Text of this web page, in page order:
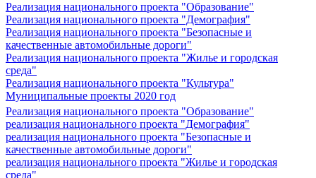
Реализация национального проекта "Образование"
Реализация национального проекта "Демография"
Реализация национального проекта "Безопасные и
качественные автомобильные дороги"
Реализация национального проекта "Жилье и городская
среда"
Реализация национального проекта "Культура"
Муниципальные проекты 2020 год
Реализация национального проекта "Образование"
реализация национального проекта "Демография"
реализация национального проекта "Безопасные и
качественные автомобильные дороги"
реализация национального проекта "Жилье и городская
среда"